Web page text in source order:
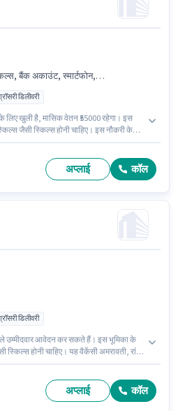
स्मार्टफोन, साइकिल, आधार कार्ड, बाइक
डिलीवरी
लिए खुली है, मासिक वेतन ₹55000 रहेगा। इस
जैसी स्किल्स होनी चाहिए। इस नौकरी के
आधार कार्ड, बैंक अकाउंट का होना
अप्लाई कॉल
डिलीवरी
उम्मीदवार आवेदन कर सकते हैं। इस भूमिका के
होनी चाहिए। यह वैकेंसी अमरावती, रांची
अप्लाई कॉल